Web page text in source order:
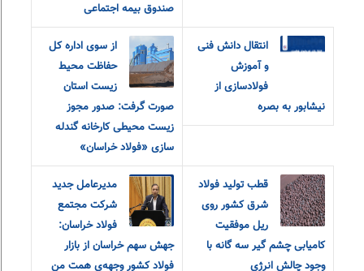
صندوق بیمه اجتماعی
انتقال دانش فنی
و آموزش
فولادسازی از
نیشابور به بصره
از سوی اداره کل
حفاظت محیط
زیست استان
صورت گرفت: صدور مجوز
زیست محیطی کارخانه گندله
سازی «فولاد خراسان»
قطب تولید فولاد
شرق کشور روی
ریل موفقیت
کامیابی چشم گیر سه گانه با
وجود چالش انرژی
مدیرعامل جدید
شرکت مجتمع
فولاد خراسان:
جهش سهم خراسان از بازار
فولاد کشور وجهه‌ی همت من